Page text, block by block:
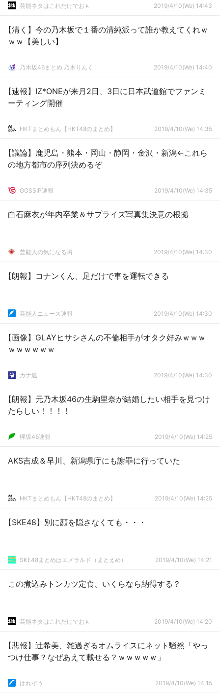
芸能ネタはこれだけでおｋ 2019/4/10(We) 14:43
【清く】今の乃木坂で１番の清純派って誰か教えてくれｗ
ｗｗ【美しい】
乃木坂46まとめ 乃木りんく 2019/4/10(We) 14:40
【速報】IZ*ONEが来月2日、3日に日本武道館でファンミ
ーティング開催
HKTまとめもん【HKT48のまとめ】 2019/4/10(We) 14:35
【議論】鹿児島・熊本・岡山・静岡・金沢・新潟←これら
の地方都市の序列決めるぞ
GOSSIP速報 2019/4/10(We) 14:35
白石麻衣が年内卒業＆サプライズ写真集決意の根拠
芸能人の気になる噂 2019/4/10(We) 14:30
【朗報】コナンくん、足だけで車を運転できる
芸能人ニュース速報 2019/4/10(We) 14:30
【画像】GLAYヒサシさんの不倫相手がオタク好みｗｗｗ
ｗｗｗｗｗｗ
カナ速 2019/4/10(We) 14:30
【朗報】元乃木坂46の生駒里奈が結婚したい相手を見つけ
たらしい！！！！
欅坂46速報 2019/4/10(We) 14:25
AKS吉成＆早川、新潟県庁にも謝罪に行っていた
HKTまとめもん【HKT48のまとめ】 2019/4/10(We) 14:25
【SKE48】別に顔を隠さなくても・・・
SKE48まとめはエメラルド（まとえめ） 2019/4/10(We) 14:21
この煮込みトンカツ定食、いくらなら納得する？
芸能ネタはこれだけでおｋ 2019/4/10(We) 14:20
【悲報】辻希美、雑過ぎるオムライスにネット騒然「やっ
つけ仕事？なぜあえて載せる？ｗｗｗｗｗ」
はれぞう 2019/4/10(We) 14:15